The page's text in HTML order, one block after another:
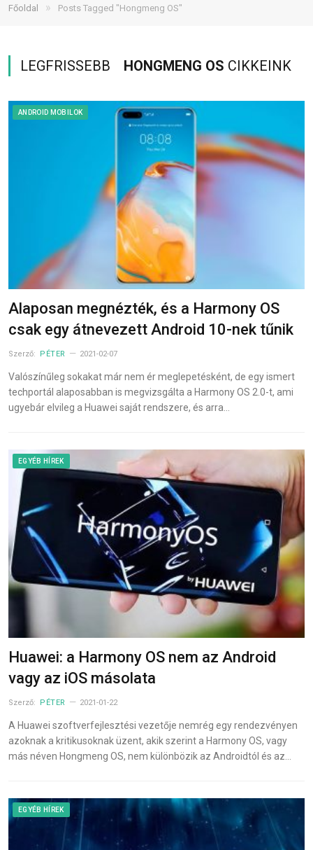
Főoldal » Posts Tagged "Hongmeng OS"
LEGFRISSEBB HONGMENG OS CIKKEINK
ANDROID MOBILOK
Alaposan megnézték, és a Harmony OS
csak egy átnevezett Android 10-nek tűnik
Szerző: PÉTER 2021-02-07
Valószínűleg sokakat már nem ér meglepetésként, de egy ismert
techportál alaposabban is megvizsgálta a Harmony OS 2.0-t, ami
ugyebár elvileg a Huawei saját rendszere, és arra…
EGYÉB HÍREK
Huawei: a Harmony OS nem az Android
vagy az iOS másolata
Szerző: PÉTER 2021-01-22
A Huawei szoftverfejlesztési vezetője nemrég egy rendezvényen
azoknak a kritikusoknak üzent, akik szerint a Harmony OS, vagy
más néven Hongmeng OS, nem különbözik az Androidtól és az…
EGYÉB HÍREK